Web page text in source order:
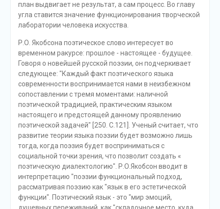
план выдвигает не результат, а сам процесс. Во главу
угла ставится значение функционирования творческой
лаборатории человека искусства.
Р.О. Якобсона поэтическое слово интересует во
временном ракурсе: прошлое - настоящее - будущее.
Говоря о новейшей русской поэзии, он подчеркивает
следующее: "Каждый факт поэтического языка
современности воспринимается нами в неизбежном
сопоставлении с тремя моментами: наличной
поэтической традицией, практическим языком
настоящего и предстоящей данному проявлению
поэтической задачей" [250. С.121]. Ученый считает, что
развитие теории языка поэзии будет возможно лишь
тогда, когда поэзия будет восприниматься с
социальной точки зрения, что позволит создать «
поэтическую диалектологию". Р.О.Якобсон вводит в
интерпретацию "поэзии функциональный подход,
рассматривая поэзию как "язык в его эстетической
функции". Поэтический язык - это "мир эмоций,